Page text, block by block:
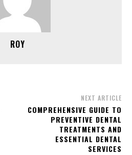
ROY
NEXT ARTICLE
COMPREHENSIVE GUIDE TO
PREVENTIVE DENTAL
TREATMENTS AND
ESSENTIAL DENTAL
SERVICES